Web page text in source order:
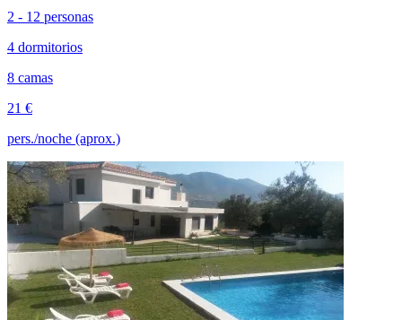
2 - 12 personas
4 dormitorios
8 camas
21 €
pers./noche (aprox.)